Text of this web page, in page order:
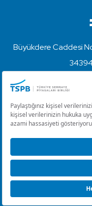
Büyükdere Caddesi
Türkiye Sermaye
Çerez